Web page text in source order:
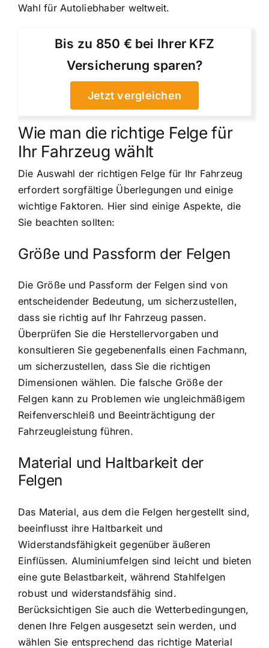
Wahl für Autoliebhaber weltweit.
Bis zu 850 € bei Ihrer KFZ
Versicherung sparen?
Jetzt vergleichen
Wie man die richtige Felge für
Ihr Fahrzeug wählt
Die Auswahl der richtigen Felge für Ihr Fahrzeug
erfordert sorgfältige Überlegungen und einige
wichtige Faktoren. Hier sind einige Aspekte, die
Sie beachten sollten:
Größe und Passform der Felgen
Die Größe und Passform der Felgen sind von
entscheidender Bedeutung, um sicherzustellen,
dass sie richtig auf Ihr Fahrzeug passen.
Überprüfen Sie die Herstellervorgaben und
konsultieren Sie gegebenenfalls einen Fachmann,
um sicherzustellen, dass Sie die richtigen
Dimensionen wählen. Die falsche Größe der
Felgen kann zu Problemen wie ungleichmäßigem
Reifenverschleiß und Beeinträchtigung der
Fahrzeugleistung führen.
Material und Haltbarkeit der
Felgen
Das Material, aus dem die Felgen hergestellt sind,
beeinflusst ihre Haltbarkeit und
Widerstandsfähigkeit gegenüber äußeren
Einflüssen. Aluminiumfelgen sind leicht und bieten
eine gute Belastbarkeit, während Stahlfelgen
robust und widerstandsfähig sind.
Berücksichtigen Sie auch die Wetterbedingungen,
denen Ihre Felgen ausgesetzt sein werden, und
wählen Sie entsprechend das richtige Material